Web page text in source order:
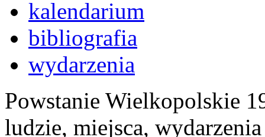
kalendarium
bibliografia
wydarzenia
Powstanie Wielkopolskie
ludzie, miejsca,